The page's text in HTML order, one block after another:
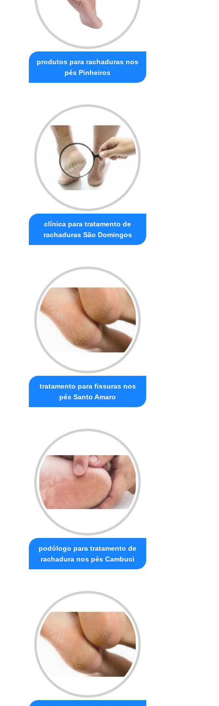
produtos para rachaduras nos
pés Pinheiros
clínica para tratamento de
rachaduras São Domingos
tratamento para fissuras nos
pés Santo Amaro
podólogo para tratamento de
rachadura nos pés Cambuci